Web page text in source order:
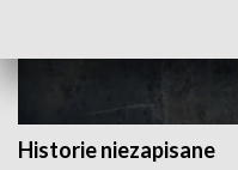
Historie niezapisane